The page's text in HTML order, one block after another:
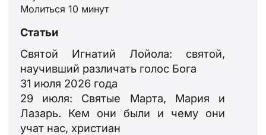
Молиться 10 минут
Статьи
Святой Игнатий Лойола: святой,
научивший различать голос Бога
31 июля 2026 года
29 июля: Святые Марта, Мария и
Лазарь. Кем они были и чему они
учат нас, христиан